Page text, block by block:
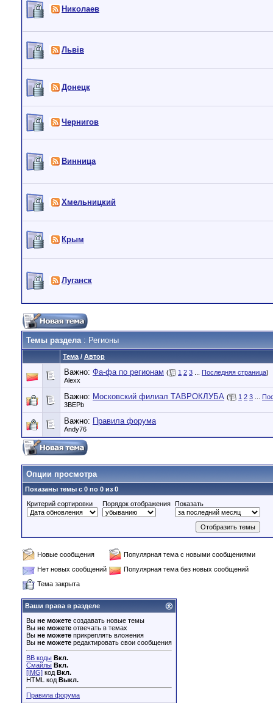
Николаев
Львiв
Донецк
Чернигов
Винница
Хмельницкий
Крым
Луганск
Темы раздела: Регионы
Тема / Автор
Важно: Фа-фа по регионам ( 1 2 3 Последняя страница)
Alexx
Важно: Московский филиал ТАВРОКЛУБА ( 1 2 3
3BEPb
Важно: Правила форума
Andy76
Опции просмотра
Показаны темы с 0 по 0 из 0
Критерий сортировки
Порядок отображения Показать
Новые сообщения
Популярная тема с новыми сообщениями
Нет новых сообщений
Популярная тема без новых сообщений
Тема закрыта
Ваши права в разделе
Вы не можете создавать новые темы
Вы не можете отвечать в темах
Вы не можете прикреплять вложения
Вы не можете редактировать свои сообщения
BB коды Вкл.
Смайлы Вкл.
[IMG] код Вкл.
HTML код Выкл.
Правила форума